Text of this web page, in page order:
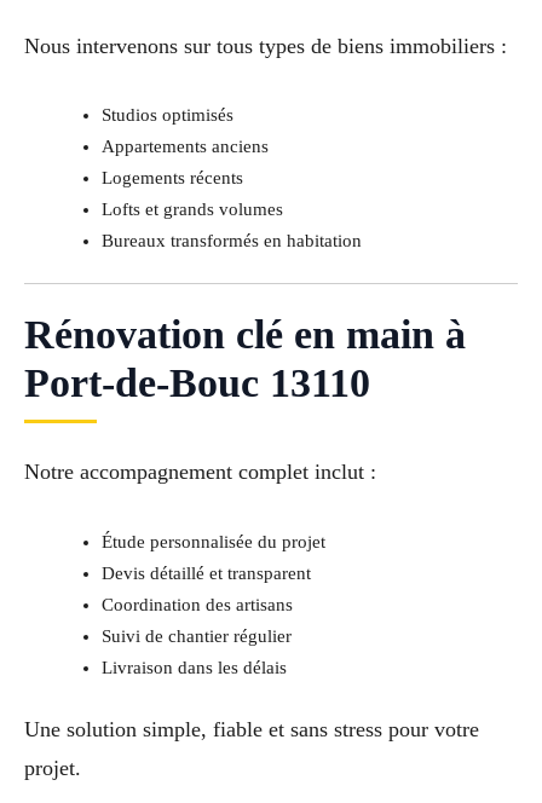
Nous intervenons sur tous types de biens immobiliers :
Studios optimisés
Appartements anciens
Logements récents
Lofts et grands volumes
Bureaux transformés en habitation
Rénovation clé en main à
Port-de-Bouc 13110
Notre accompagnement complet inclut :
Étude personnalisée du projet
Devis détaillé et transparent
Coordination des artisans
Suivi de chantier régulier
Livraison dans les délais
Une solution simple, fiable et sans stress pour votre
projet.